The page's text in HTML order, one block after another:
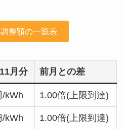
整額の一覧表
月分 前月との差
/kWh 1.00倍(上限到達)
/kWh 1.00倍(上限到達)